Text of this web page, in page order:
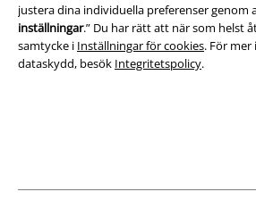
justera dina individuella preferenser genom
inställningar.” Du har rätt att när som helst
samtycke i Inställningar för cookies. För
dataskydd, besök Integritetspolicy.
Försäkran om överensstämmelse